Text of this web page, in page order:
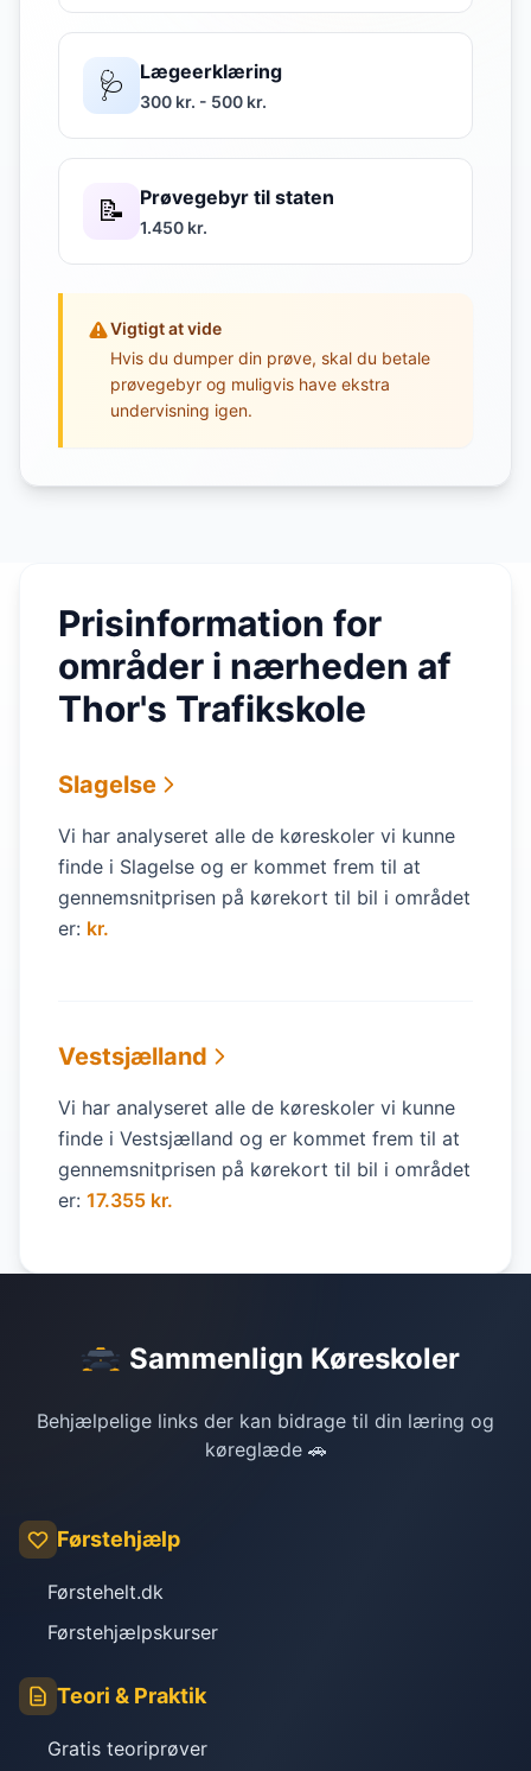
🩺 Lægeerklæring
300 kr. - 500 kr.
📝 Prøvegebyr til staten
1.450 kr.
Vigtigt at vide
Hvis du dumper din prøve, skal du betale
prøvegebyr og muligvis have ekstra
undervisning igen.
Prisinformation for
områder i nærheden af
Thor's Trafikskole
Slagelse
Vi har analyseret alle de køreskoler vi kunne
finde i Slagelse og er kommet frem til at
gennemsnitprisen på kørekort til bil i området
er: kr.
Vestsjælland
Vi har analyseret alle de køreskoler vi kunne
finde i Vestsjælland og er kommet frem til at
gennemsnitprisen på kørekort til bil i området
er: 17.355 kr.
Sammenlign Køreskoler
Behjælpelige links der kan bidrage til din læring og
køreglæde 🚗
Førstehjælp
Førstehelt.dk
Førstehjælpskurser
Teori & Praktik
Gratis teoriprøver